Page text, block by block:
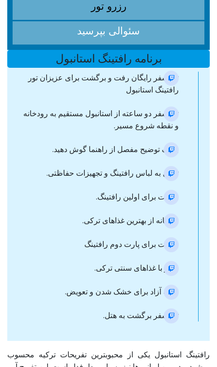
رزرو تور
سئوالی بپرسید
برنامه رافتینگ استانبول
ترانسفر رایگان رفت و برگشت برای عزیزان تور
رافتینگ استانبول
ترانسفر دو ساعته از استانبول مستقیم به رودخانه
و نقطه شروع مسیر.
به یک توضیح مفصل از راهنما گوش دهید.
تبدیل به لباس رافتینگ و تجهیزات حفاظتی.
حرکت برای اولین رافتینگ.
صبحانه از بهترین غذاهای ترکی.
حرکت برای پارت دوم رافتینگ
ناهار با غذاهای سنتی ترکی.
وقت آزاد برای خشک شدن و تعویض.
ترانسفر برگشت به هتل.
رافتینگ استانبول یکی از محبوبترین تفریحات ترکیه محسوب